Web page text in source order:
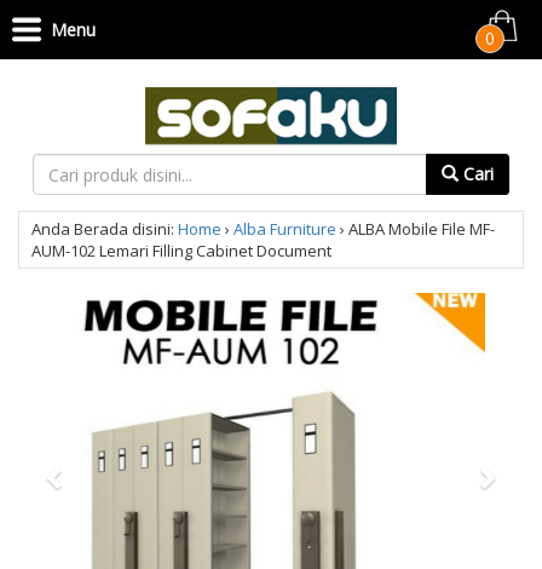
Cari
0
Menu
Anda Berada disini: Home › Alba Furniture › ALBA Mobile File MF-
AUM-102 Lemari Filling Cabinet Document